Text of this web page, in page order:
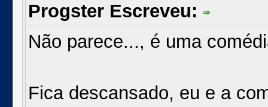
Progster Escreveu:
Não parece..., é uma
Fica descansado, eu e a